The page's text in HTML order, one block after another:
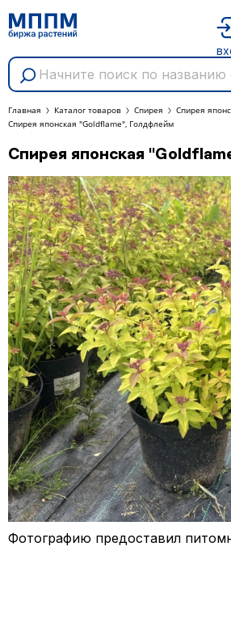
Главная Каталог товаров Спирея
Спирея
Спирея японская "Goldflame", Голдфлейм
Спирея японская
Фотографию предоставил